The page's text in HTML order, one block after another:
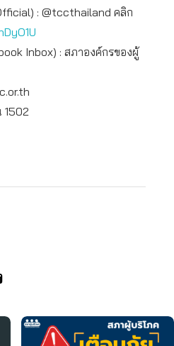
: @tccthailand คลิก
Inbox) : สภาองค์กรของผู้
1502